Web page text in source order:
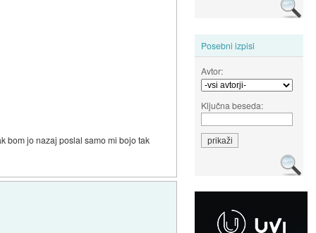
Posebni izpisi
Avtor:
Ključna beseda:
bom jo nazaj poslal samo mi bojo tak